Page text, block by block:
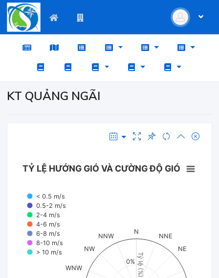
KT QUẢNG NGÃI
Tỷ lệ (%)
TỶ LỆ HƯỚNG GIÓ VÀ CƯỜNG ĐỘ GIÓ
< 0.5 m/s
0.5-2 m/s
2-4 m/s
4-6 m/s
6-8 m/s
8-10 m/s
> 10 m/s
N
NNE
NE
WNW
NW
NNW
0%